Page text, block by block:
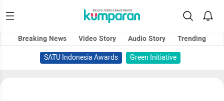
Breaking News Video Story Audio Story
Trending
SATU Indonesia Awards
Green Initiative